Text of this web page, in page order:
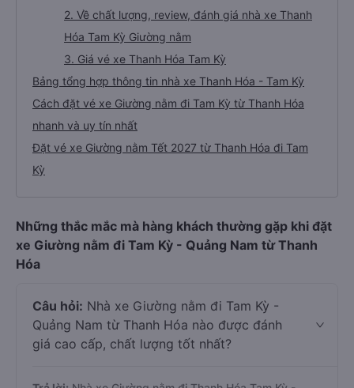
2. Về chất lượng, review, đánh giá nhà xe Thanh
Hóa Tam Kỳ Giường nằm
3. Giá vé xe Thanh Hóa Tam Kỳ
Bảng tổng hợp thông tin nhà xe Thanh Hóa - Tam Kỳ
Cách đặt vé xe Giường nằm đi Tam Kỳ từ Thanh Hóa
nhanh và uy tín nhất
Đặt vé xe Giường nằm Tết 2027 từ Thanh Hóa đi Tam
Kỳ
Những thắc mắc mà hàng khách thường gặp khi đặt
xe Giường nằm đi Tam Kỳ - Quảng Nam từ Thanh
Hóa
Câu hỏi: Nhà xe Giường nằm đi Tam Kỳ -
Quảng Nam từ Thanh Hóa nào được đánh
giá cao cấp, chất lượng tốt nhất?